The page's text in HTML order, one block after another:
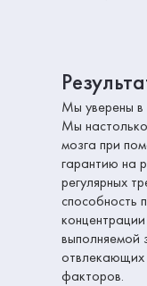
Мы уверены в
Мы
мозга при
гарантию на
регулярных
способность
выполняемой
отвлекающих
факторов.